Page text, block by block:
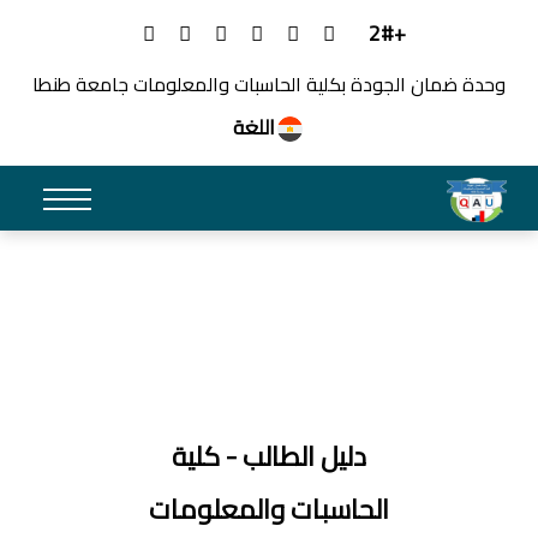
+2#
وحدة ضمان الجودة بكلية الحاسبات والمعلومات جامعة طنطا
اللغة
دليل الطالب - كلية
الحاسبات والمعلومات